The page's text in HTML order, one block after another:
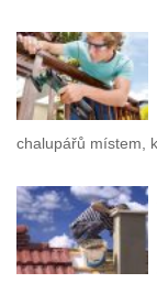
chalupářů místem,